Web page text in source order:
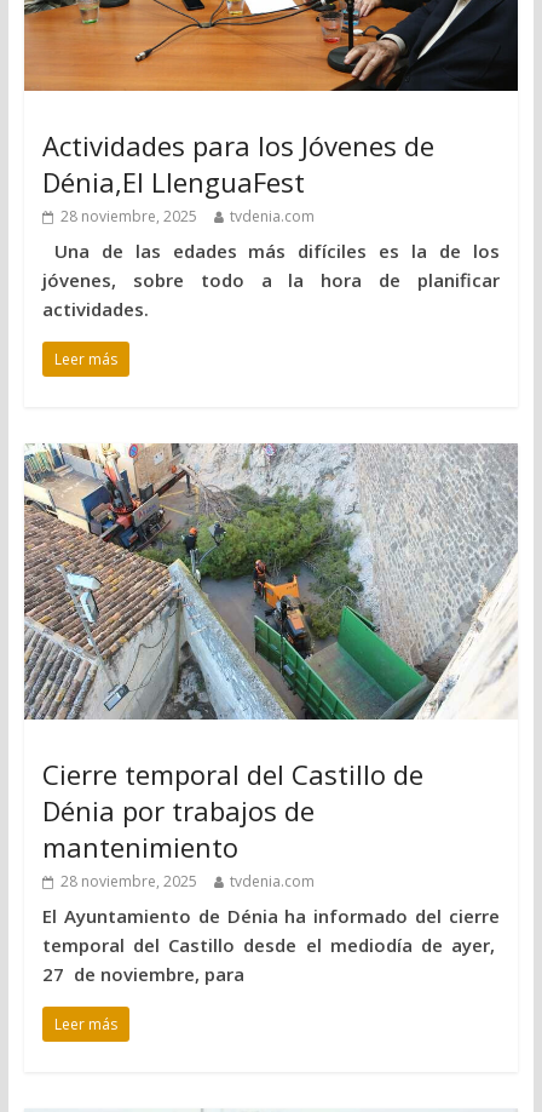
Actividades para los Jóvenes de
Dénia,El LlenguaFest
28 noviembre, 2025 tvdenia.com
Una de las edades más difíciles es la de los
jóvenes, sobre todo a la hora de planificar
actividades.
Leer más
Cierre temporal del Castillo de
Dénia por trabajos de
mantenimiento
28 noviembre, 2025 tvdenia.com
El Ayuntamiento de Dénia ha informado del cierre
temporal del Castillo desde el mediodía de ayer,
27 de noviembre, para
Leer más